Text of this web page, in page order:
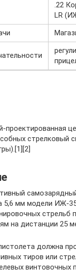
.22
LR
проектированная
стрелковый
5,6 мм модели ИЖ-
стрельб
на дистанции 25
должна
тиров или
винтовочных